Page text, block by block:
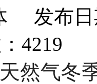
发布
4219
天然气冬